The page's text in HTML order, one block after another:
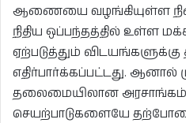
ஆணையை வழங்கியுள்ள
நிதிய ஒப்பந்தத்தில் உள்ள
ஏற்படுத்தும் விடயங்களுக்கு
எதிர்பார்க்கப்பட்டது. ஆனால்
தலைமையிலான அரசாங்கம்
செயற்பாடுகளையே